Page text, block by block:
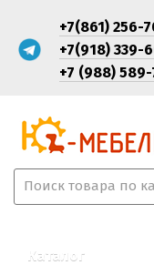
+7(861) 256-
+7(918) 339-
+7 (988) 589-
Каталог